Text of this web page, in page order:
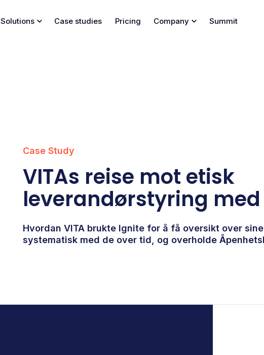
Solutions Case studies Pricing Company Summit
Case Study
VITAs reise mot etisk
leverandørstyring
Hvordan VITA brukte Ignite for å få oversikt over
systematisk med de over tid, og overholde